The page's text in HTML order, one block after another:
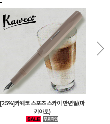
[25%]카웨코 스포츠 스카이 만년필(마
키아토)